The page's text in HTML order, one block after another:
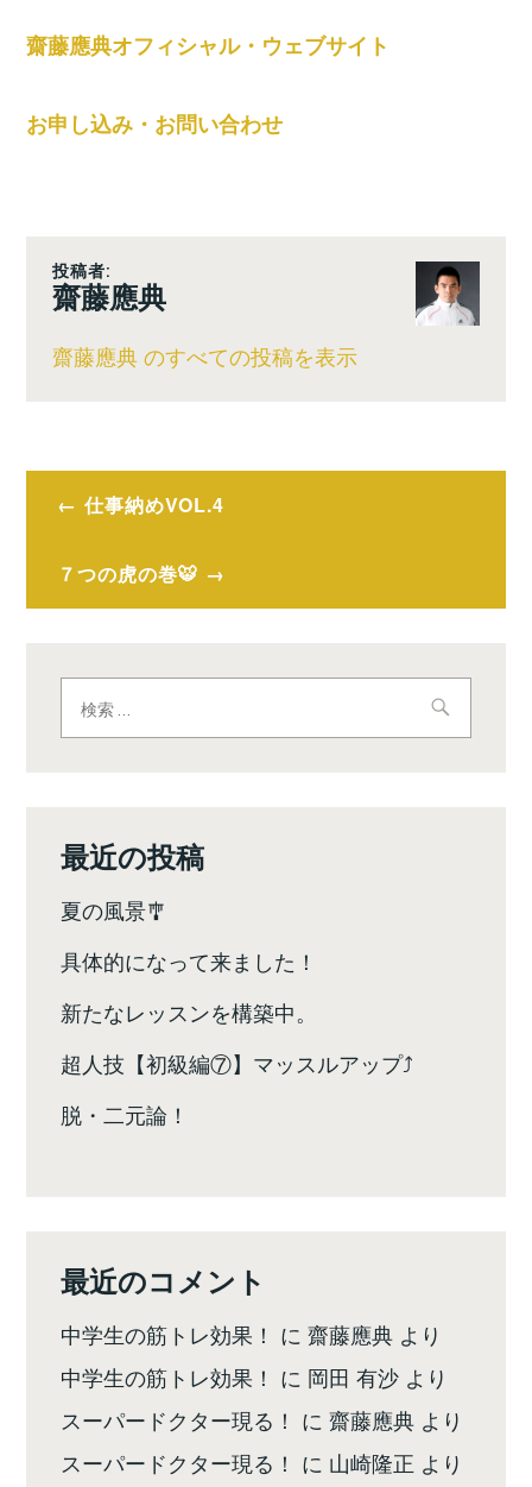
齋藤應典オフィシャル・ウェブサイト
お申し込み・お問い合わせ
投稿者:
齋藤應典
齋藤應典 のすべての投稿を表示
投
ナ
ゲ
ン
仕事納めVOL.4
７つの虎の巻🐯
索:
最近の投稿
夏の風景🎐
具体的になって来ました！
新たなレッスンを構築中。
超人技【初級編⑦】マッスルアップ⤴️
脱・二元論！
最近のコメント
中学生の筋トレ効果！ に齋藤應典 より
中学生の筋トレ効果！ に 岡田 有沙 より
スーパードクター現る！ に齋藤應典 より
スーパードクター現る！ に 山崎隆正 より